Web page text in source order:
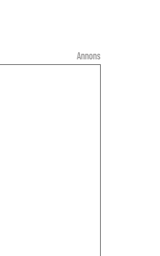
Annons